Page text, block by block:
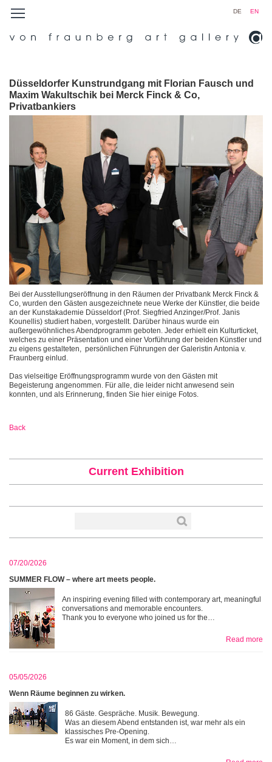
DE EN
Düsseldorfer Kunstrundgang mit Florian Fausch und
Maxim Wakultschik bei Merck Finck & Co,
Privatbankiers
Bei der Ausstellungseröffnung in den Räumen der Privatbank Merck Finck &
Co, wurden den Gästen ausgezeichnete neue Werke der Künstler, die beide
an der Kunstakademie Düsseldorf (Prof. Siegfried Anzinger/Prof. Janis
Kounellis) studiert haben, vorgestellt. Darüber hinaus wurde ein
außergewöhnliches Abendprogramm geboten. Jeder erhielt ein Kulturticket,
welches zu einer Präsentation und einer Vorführung der beiden Künstler und
zu eigens gestalteten, persönlichen Führungen der Galeristin Antonia v.
Fraunberg einlud.
Das vielseitige Eröffnungsprogramm wurde von den Gästen mit
Begeisterung angenommen. Für alle, die leider nicht anwesend sein
konnten, und als Erinnerung, finden Sie hier einige Fotos.
Back
Current Exhibition
07/20/2026
SUMMER FLOW – where art meets people.
An inspiring evening filled with contemporary art, meaningful
conversations and memorable encounters.
Thank you to everyone who joined us for the…
Read more
05/05/2026
Wenn Räume beginnen zu wirken.
86 Gäste. Gespräche. Musik. Bewegung.
Was an diesem Abend entstanden ist, war mehr als ein
klassisches Pre-Opening.
Es war ein Moment, in dem sich…